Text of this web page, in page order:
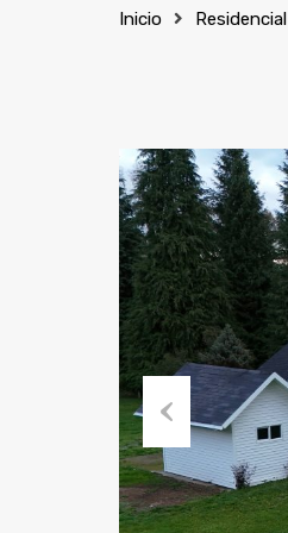
Inicio Residencial
Previous